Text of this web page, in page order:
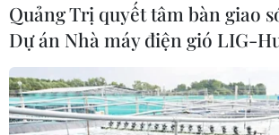
Quảng Trị quyết tâm bàn giao
Dự án Nhà máy điện gió LIG-